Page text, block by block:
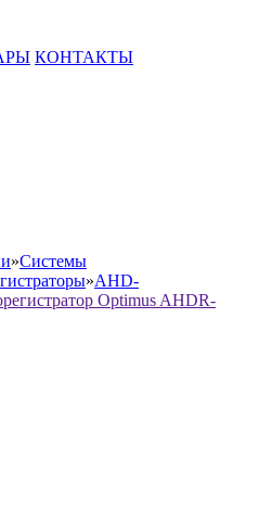
КОНТАКТЫ
»Системы
»AHD-
Optimus AHDR-